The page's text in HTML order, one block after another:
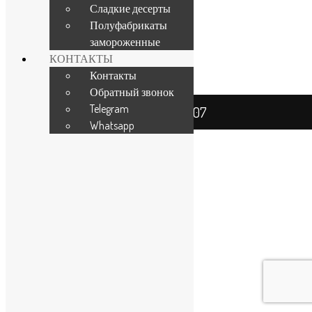
Created by Crest PRO
Кафе ШЕФ 007
Сладкие десерты
Полуфабрикаты
замороженные
КОНТАКТЫ
Контакты
Обратный звонок
Telegram
Whatsapp